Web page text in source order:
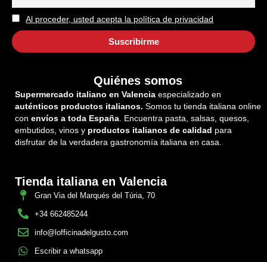
Al proceder, usted acepta la política de privacidad
Quiénes somos
Supermercado italiano en Valencia especializado en
auténticos productos italianos. Somos tu tienda italiana online
con envíos a toda España. Encuentra pasta, salsas, quesos,
embutidos, vinos y productos italianos de calidad para
disfrutar de la verdadera gastronomía italiana en casa.
Tienda italiana en Valencia
Gran Via del Marqués del Túria, 70
+34 662485244
info@lofficinadelgusto.com
Escribir a whatsapp